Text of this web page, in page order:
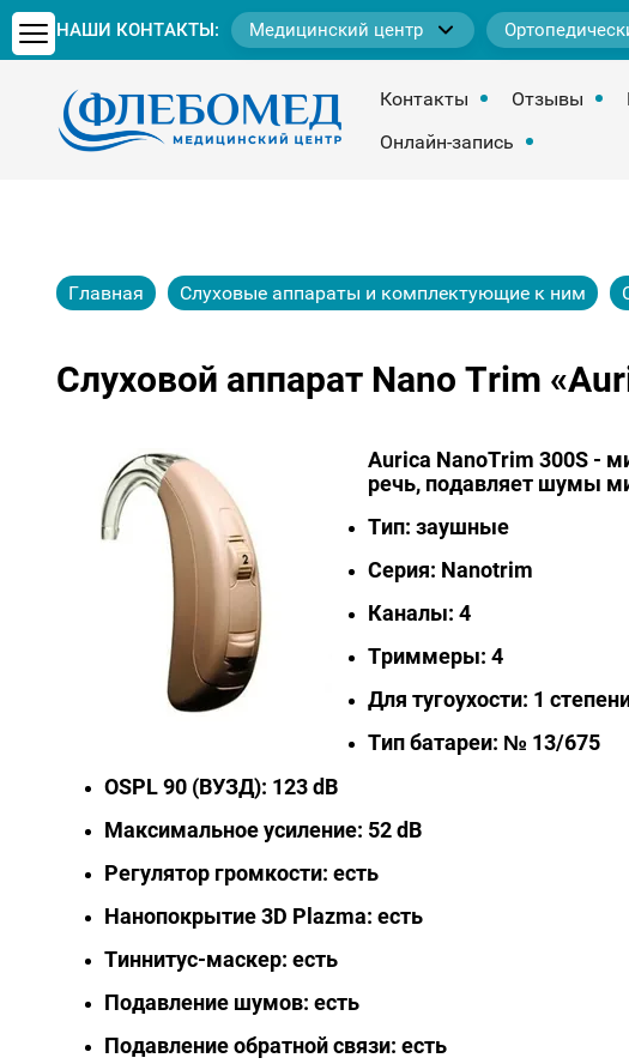
НАШИ КОНТАКТЫ: Медицинский центр
Контакты Отзывы
Онлайн-запись
Главная Слуховые аппараты и комплектующие к ним
Слуховой аппарат Nano Trim
Aurica NanoTrim 300S -
речь, подавляет шумы
Тип: заушные
Серия: Nanotrim
Каналы: 4
Триммеры: 4
Для тугоухости: 1
Тип батареи: № 13/675
OSPL 90 (ВУЗД): 123 dB
Максимальное усиление: 52 dB
Регулятор громкости: есть
Нанопокрытие 3D Plazma: есть
Тиннитус-маскер: есть
Подавление шумов: есть
Подавление обратной связи: есть